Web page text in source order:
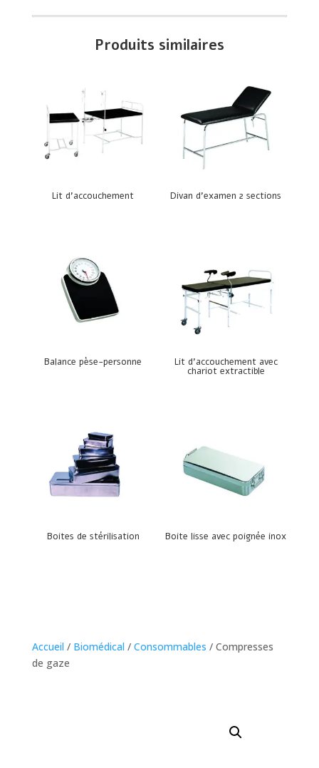
Produits similaires
Lit d’accouchement Divan d’examen 2 sections
Balance pèse-personne Lit d’accouchement avec
chariot extractible
Boites de stérilisation Boite lisse avec poignée inox
Accueil / Biomédical / Consommables / Compresses
de gaze